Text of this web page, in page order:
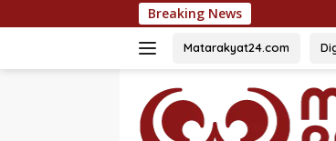
ke
Breaking News
Holding Perkebunan
Matarakyat24.com